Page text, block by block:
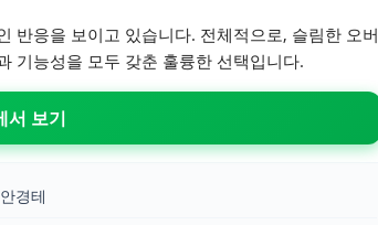
반응을 보이고 있습니다. 전체적으로, 슬림한 오버
기능성을 모두 갖춘 훌륭한 선택입니다.
서 보기
경테